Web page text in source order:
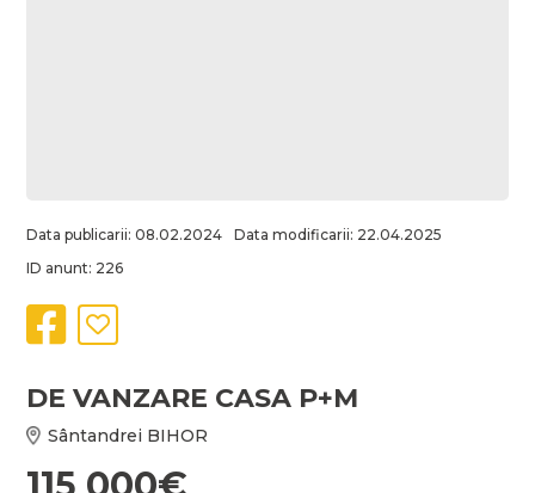
Data publicarii: 08.02.2024
Data modificarii: 22.04.2025
ID anunt: 226
DE VANZARE CASA P+M
Sântandrei BIHOR